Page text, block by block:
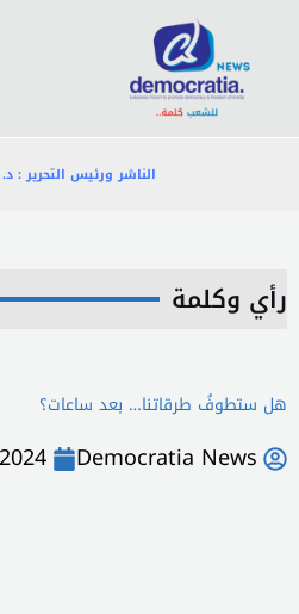
المحتوى
الناشر ورئيس التحرير :
رأي وكلمة
هل ستطوفُ طرقاتنا… بعد ساعات؟
Democratia News